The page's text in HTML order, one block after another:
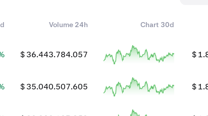
Volume 24h Chart 30d
$ 36.443.784.057 $
$ 35.040.507.605 $